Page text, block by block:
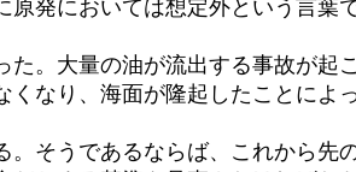
発においては想定外という言葉
。大量の油が流出する事故が起
なり、海面が隆起したことによ
そうであるならば、これから先